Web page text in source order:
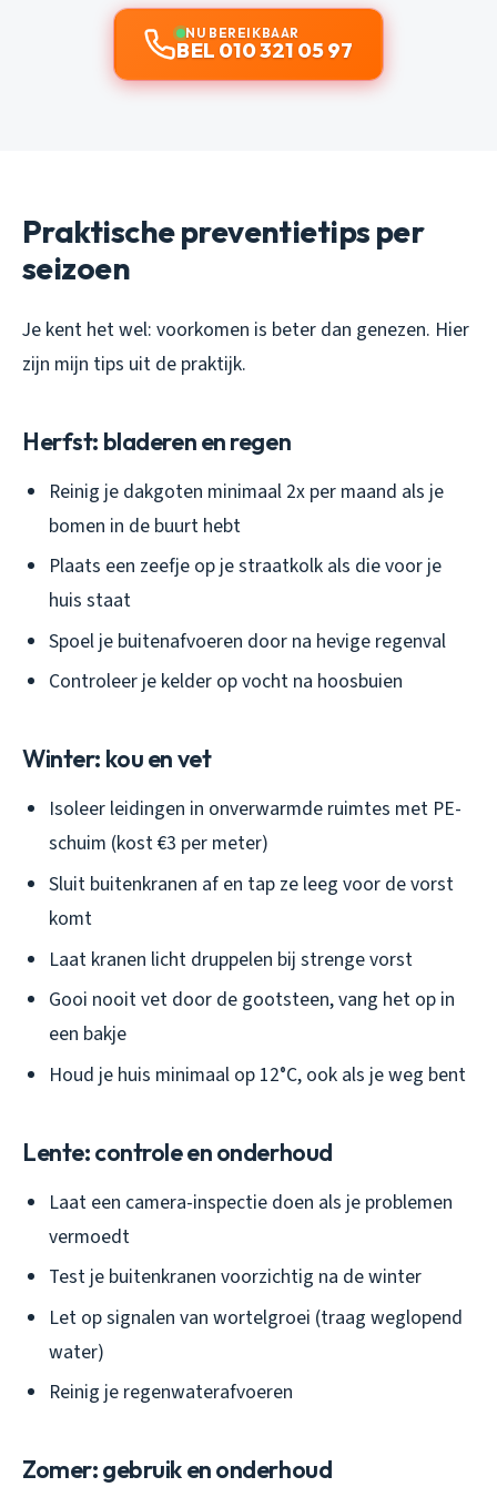
NU BEREIKBAAR
BEL 010 321 05 97
Praktische preventietips per
seizoen
Je kent het wel: voorkomen is beter dan genezen. Hier
zijn mijn tips uit de praktijk.
Herfst: bladeren en regen
Reinig je dakgoten minimaal 2x per maand als je
bomen in de buurt hebt
Plaats een zeefje op je straatkolk als die voor je
huis staat
Spoel je buitenafvoeren door na hevige regenval
Controleer je kelder op vocht na hoosbuien
Winter: kou en vet
Isoleer leidingen in onverwarmde ruimtes met PE-
schuim (kost €3 per meter)
Sluit buitenkranen af en tap ze leeg voor de vorst
komt
Laat kranen licht druppelen bij strenge vorst
Gooi nooit vet door de gootsteen, vang het op in
een bakje
Houd je huis minimaal op 12°C, ook als je weg bent
Lente: controle en onderhoud
Laat een camera-inspectie doen als je problemen
vermoedt
Test je buitenkranen voorzichtig na de winter
Let op signalen van wortelgroei (traag weglopend
water)
Reinig je regenwaterafvoeren
Zomer: gebruik en onderhoud